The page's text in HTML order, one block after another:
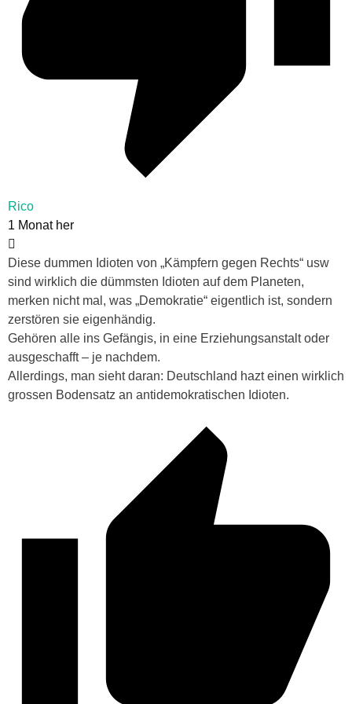
Rico
1 Monat her
Diese dummen Idioten von „Kämpfern gegen Rechts“ usw
sind wirklich die dümmsten Idioten auf dem Planeten,
merken nicht mal, was „Demokratie“ eigentlich ist, sondern
zerstören sie eigenhändig.
Gehören alle ins Gefängis, in eine Erziehungsanstalt oder
ausgeschafft – je nachdem.
Allerdings, man sieht daran: Deutschland hazt einen wirklich
grossen Bodensatz an antidemokratischen Idioten.